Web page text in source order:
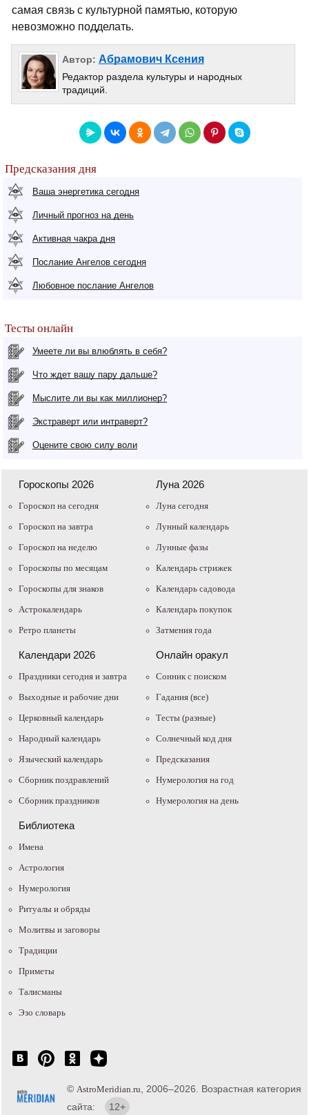
самая связь с культурной памятью, которую
невозможно подделать.
Автор: Абрамович Ксения
Редактор раздела культуры и народных
традиций.
Предсказания дня
Ваша энергетика сегодня
Личный прогноз на день
Активная чакра дня
Послание Ангелов сегодня
Любовное послание Ангелов
Тесты онлайн
Умеете ли вы влюблять в себя?
Что ждет вашу пару дальше?
Мыслите ли вы как миллионер?
Экстраверт или интраверт?
Оцените свою силу воли
Гороскопы 2026
Гороскоп на сегодня
Гороскоп на завтра
Гороскоп на неделю
Гороскопы по месяцам
Гороскопы для знаков
Астрокалендарь
Ретро планеты
Луна 2026
Луна сегодня
Лунный календарь
Лунные фазы
Календарь стрижек
Календарь садовода
Календарь покупок
Затмения года
Календари 2026
Праздники сегодня и завтра
Выходные и рабочие дни
Церковный календарь
Народный календарь
Языческий календарь
Сборник поздравлений
Сборник праздников
Онлайн оракул
Cонник с поиском
Гадания (все)
Тесты (разные)
Солнечный код дня
Предсказания
Нумерология на год
Нумерология на день
Библиотека
Имена
Астрология
Нумерология
Ритуалы и обряды
Молитвы и заговоры
Традиции
Приметы
Талисманы
Эзо словарь
© AstroMeridian.ru, 2006–2026. Возрастная категория
сайта:
12+